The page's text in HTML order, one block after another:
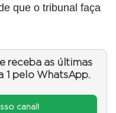
que o tribunal faça
receba as últimas
1 pelo WhatsApp.
canal!